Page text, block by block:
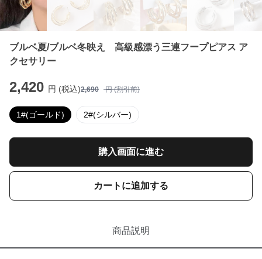
ブルベ夏/ブルベ冬映え 高級感漂う三連フープピアス ア
クセサリー
2,420 円 (税込)2,690 円 (割引前)
1#(ゴールド) 2#(シルバー)
購入画面に進む
カートに追加する
商品説明